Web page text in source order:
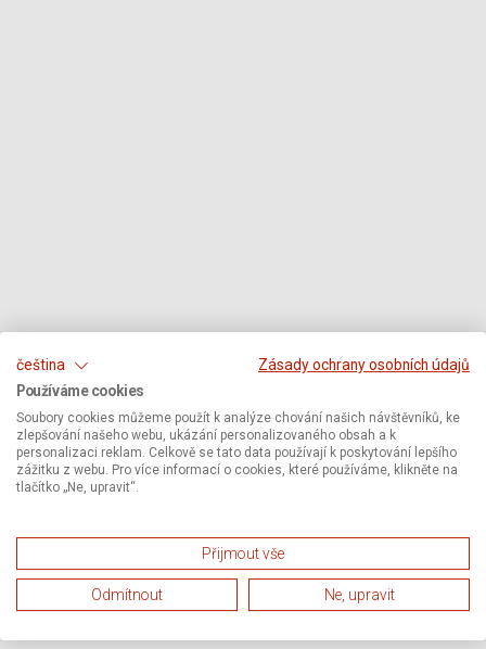
čeština
Zásady ochrany osobních údajů
Používáme cookies
Soubory cookies můžeme použít k analýze chování našich návštěvníků, ke
zlepšování našeho webu, ukázání personalizovaného obsah a k
personalizaci reklam. Celkově se tato data používají k poskytování lepšího
zážitku z webu. Pro více informací o cookies, které používáme, klikněte na
tlačítko „Ne, upravit“.
Přijmout vše
Odmítnout Ne, upravit